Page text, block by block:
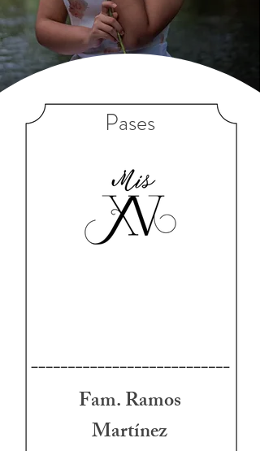
Pases
Fam. Ramos
Martínez